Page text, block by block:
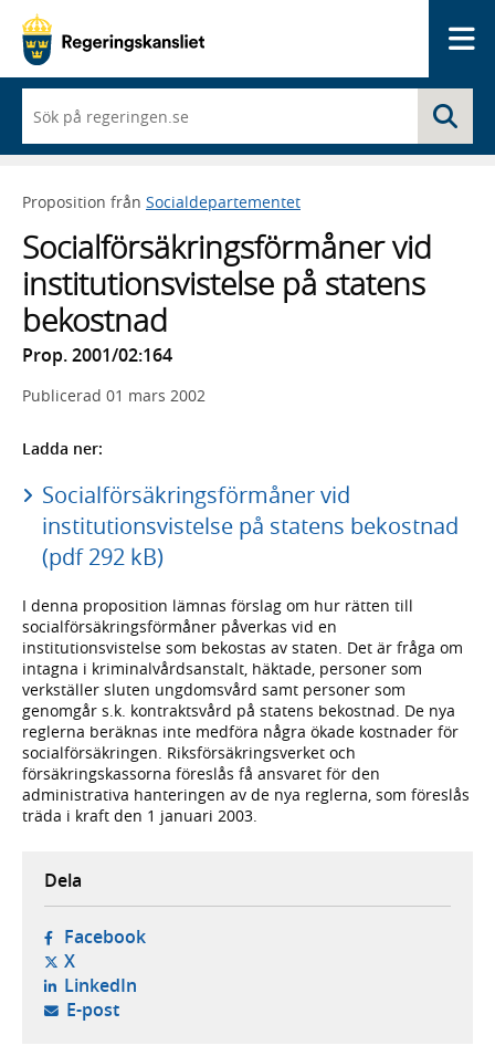
du
börjar
skriva
framträder
lista
med
sökförslag
Proposition från Socialdepartementet
Socialförsäkringsförmåner vid
institutionsvistelse på statens
bekostnad
Prop. 2001/02:164
Publicerad 01 mars 2002
Ladda ner:
Socialförsäkringsförmåner vid
institutionsvistelse på statens bekostnad
(pdf 292 kB)
I denna proposition lämnas förslag om hur rätten till
socialförsäkringsförmåner påverkas vid en
institutionsvistelse som bekostas av staten. Det är fråga om
intagna i kriminalvårdsanstalt, häktade, personer som
verkställer sluten ungdomsvård samt personer som
genomgår s.k. kontraktsvård på statens bekostnad. De nya
reglerna beräknas inte medföra några ökade kostnader för
socialförsäkringen. Riksförsäkringsverket och
försäkringskassorna föreslås få ansvaret för den
administrativa hanteringen av de nya reglerna, som föreslås
träda i kraft den 1 januari 2003.
Dela
Facebook- öppnas i ny flik, extern webbplats,
X- öppnas i ny flik, extern webbplats,
LinkedIn- öppnas i ny flik, extern webbplats,
E-post- öppnar din e-postklient,